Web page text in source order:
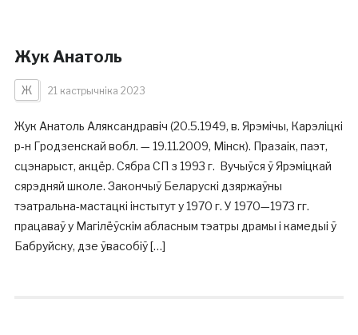
Жук Анатоль
Ж 21 кастрычніка 2023
Жук Анатоль Аляксандравіч (20.5.1949, в. Ярэмічы, Карэліцкі
р-н Гродзенскай вобл. — 19.11.2009, Мінск). Празаік, паэт,
сцэнарыст, акцёр. Сябра СП з 1993 г. Вучыўся ў Ярэміцкай
сярэдняй школе. Закончыў Беларускі дзяржаўны
тэатральна-мастацкі інстытут у 1970 г. У 1970—1973 гг.
працаваў у Магілёўскім абласным тэатры драмы і камедыі ў
Бабруйску, дзе ўвасобіў […]